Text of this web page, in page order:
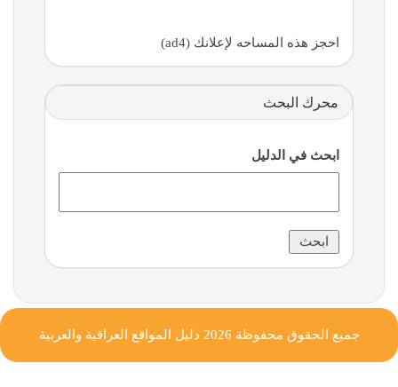
احجز هذه المساحه لإعلانك (ad4)
محرك البحث
ابحث في الدليل
جميع الحقوق محفوظة 2026 دليل المواقع العراقية والعربية